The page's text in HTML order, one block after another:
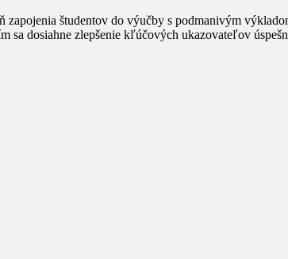
študentov do výučby s podmanivým
dosiahne zlepšenie kľúčových ukazovateľov